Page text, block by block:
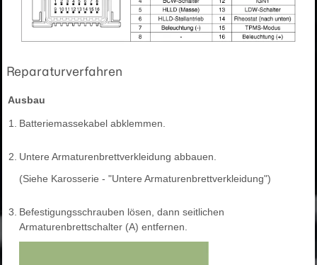
Reparaturverfahren
Ausbau
1. Batteriemassekabel abklemmen.
2. Untere Armaturenbrettverkleidung abbauen.
(Siehe Karosserie - "Untere Armaturenbrettverkleidung")
3. Befestigungsschrauben lösen, dann seitlichen
Armaturenbrettschalter (A) entfernen.